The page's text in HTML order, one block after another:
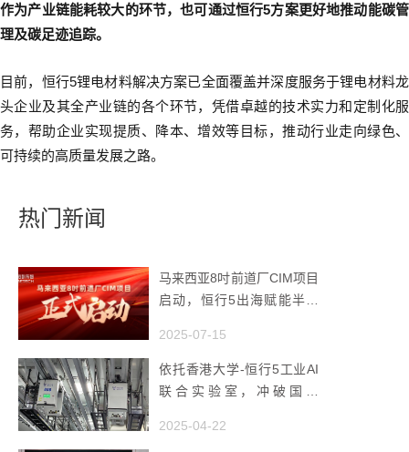
作为产业链能耗较大的环节，也可通过恒行5方案更好地推动能碳管
理及碳足迹追踪。
目前，恒行5锂电材料解决方案已全面覆盖并深度服务于锂电材料龙
头企业及其全产业链的各个环节，凭借卓越的技术实力和定制化服
务，帮助企业实现提质、降本、增效等目标，推动行业走向绿色、
可持续的高质量发展之路。
热门新闻
马来西亚8吋前道厂CIM项目
启动，恒行5出海赋能半导
2025-07-15
依托香港大学-恒行5工业AI
联合实验室，冲破国产
2025-04-22